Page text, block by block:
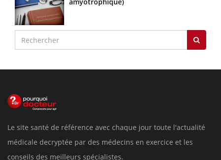
Le site santé de référence avec chaque jour toute l'actualité
médicale decryptée par des médecins en exercice et les
conseils des meilleurs spécialistes.